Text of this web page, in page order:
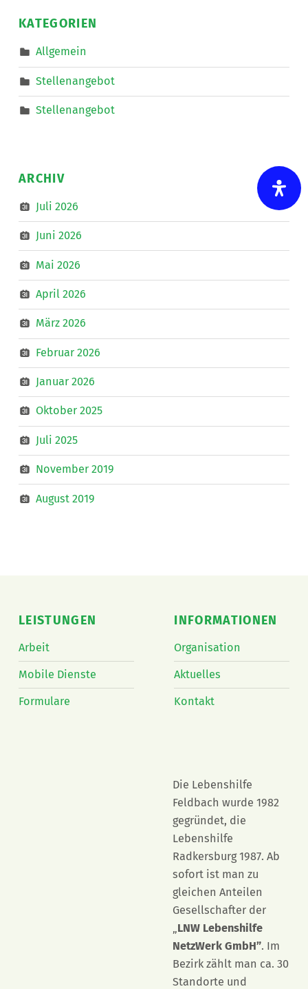
KATEGORIEN
Allgemein
Stellenangebot
Stellenangebot
ARCHIV
Juli 2026
Juni 2026
Mai 2026
April 2026
März 2026
Februar 2026
Januar 2026
Oktober 2025
Juli 2025
November 2019
August 2019
LEISTUNGEN
Arbeit
Mobile Dienste
Formulare
INFORMATIONEN
Organisation
Aktuelles
Kontakt
Die Lebenshilfe
Feldbach wurde 1982
gegründet, die
Lebenshilfe
Radkersburg 1987. Ab
sofort ist man zu
gleichen Anteilen
Gesellschafter der
„LNW Lebenshilfe
NetzWerk GmbH”. Im
Bezirk zählt man ca. 30
Standorte und